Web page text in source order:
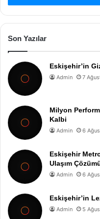
Son Yazılar
Eskişehir’in
Admin 7
Milyon
Kalbi
Admin 6
Eskişehir
Ulaşım
Admin 6
Eskişehir’in
Admin 5